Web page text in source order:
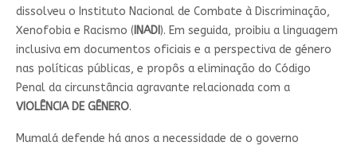
dissolveu o Instituto Nacional de Combate à Discriminação,
Xenofobia e Racismo ( INADI). Em seguida, proibiu a linguagem
inclusiva em documentos oficiais e a perspectiva de género
nas políticas públicas, e propôs a eliminação do Código
Penal da circunstância agravante relacionada com a
VIOLÊNCIA DE GÊNERO.
Mumalá defende há anos a necessidade de o governo